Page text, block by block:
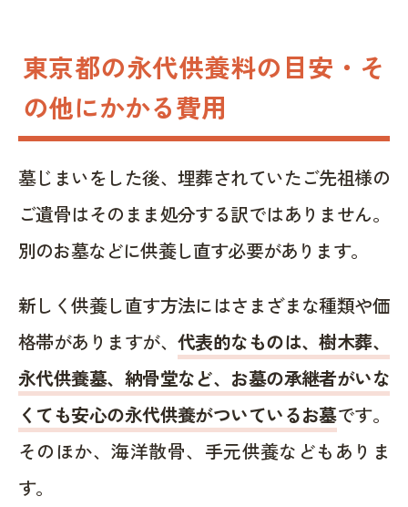
東京都の永代供養料の目安・そ
の他にかかる費用
墓じまいをした後、埋葬されていたご先祖様の
ご遺骨はそのまま処分する訳ではありません。
別のお墓などに供養し直す必要があります。
新しく供養し直す方法にはさまざまな種類や価
格帯がありますが、 代表的なものは、樹木葬、
永代供養墓、納骨堂など、お墓の承継者がいな
くても安心の永代供養がついているお墓です。
そのほか、海洋散骨、手元供養などもありま
す。